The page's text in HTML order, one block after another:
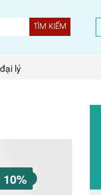
TÌM KIẾM
lý
10%